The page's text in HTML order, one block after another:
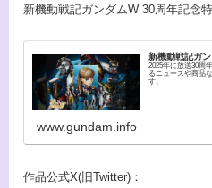
新機動戦記ガンダムW 30周年記念
新機動戦記ガ
2025年に放送30周
るニュースや商品
す。
www.gundam.info
作品公式X(旧Twitter)：